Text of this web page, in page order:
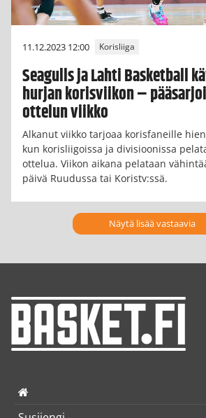
11.12.2023 12:00 Korisliiga
Seagulls ja Lahti Basketball
hurjan korisviikon –
ottelun viikko
Alkanut viikko tarjoaa korisfaneille
kun korisliigoissa ja divisioonissa
ottelua. Viikon aikana pelataan
päivä Ruudussa tai Koristv:ssä.
Näytä lisää vastaavia